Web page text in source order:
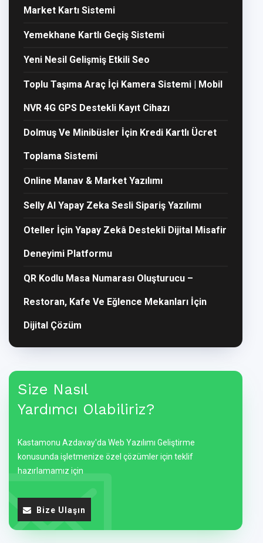
Market Kartı Sistemi
Yemekhane Kartlı Geçiş Sistemi
Yeni Nesil Gelişmiş Etkili Seo
Toplu Taşıma Araç İçi Kamera Sistemi | Mobil
NVR 4G GPS Destekli Kayıt Cihazı
Dolmuş Ve Minibüsler İçin Kredi Kartlı Ücret
Toplama Sistemi
Online Manav & Market Yazılımı
Selly AI Yapay Zeka Sesli Sipariş Yazılımı
Oteller İçin Yapay Zekâ Destekli Dijital Misafir
Deneyimi Platformu
QR Kodlu Masa Numarası Oluşturucu –
Restoran, Kafe Ve Eğlence Mekanları İçin
Dijital Çözüm
Size Nasıl
Yardımcı Olabiliriz?
Kastamonu Azdavay'da Web Yazılımı Geliştirme
konusunda işletmenize özel çözümler için teklif
hazırlamamız için
Bize Ulaşın